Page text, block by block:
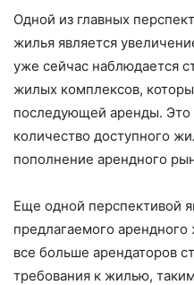
Одной из главных
жилья является
уже сейчас наблюдается
жилых комплексов,
последующей аренды. Это
количество доступного
пополнение арендного
Еще одной перспективой
предлагаемого
все больше арендаторов
требования к жилью,